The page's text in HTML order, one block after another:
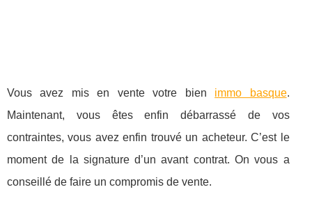
Vous avez mis en vente votre bien immo basque.
Maintenant, vous êtes enfin débarrassé de vos
contraintes, vous avez enfin trouvé un acheteur. C’est le
moment de la signature d’un avant contrat. On vous a
conseillé de faire un compromis de vente.